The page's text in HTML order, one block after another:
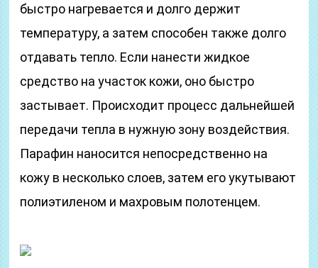
быстро нагревается и долго держит
температуру, а затем способен также долго
отдавать тепло. Если нанести жидкое
средство на участок кожи, оно быстро
застывает. Происходит процесс дальнейшей
передачи тепла в нужную зону воздействия.
Парафин наносится непосредственно на
кожу в несколько слоев, затем его укутывают
полиэтиленом и махровым полотенцем.